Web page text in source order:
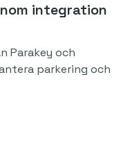
integration
Parakey och
parkering och